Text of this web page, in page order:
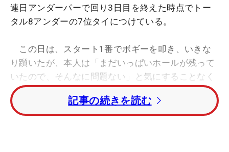
連日アンダーパーで回り3日目を終えた時点でトー
タル8アンダーの7位タイにつけている。
この日は、スタート1番でボギーを叩き、いきな
り躓いたが、本人は「まだいっぱいホールが残って
いたので、そんなに問題ない」と気にすることなく
プレー。4番ですぐに取り返すと、7番でも伸ばした
6アンダーに。後半は10番でバーディが先行するも
続く11番ボギーに。その後14番、16番でバーディ
記事の続きを読む